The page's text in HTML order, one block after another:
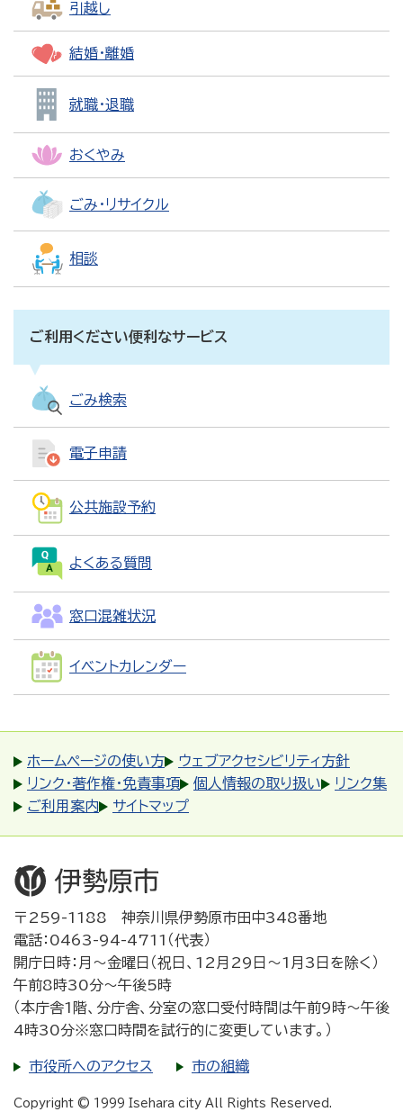
引越し
結婚・離婚
就職・退職
おくやみ
ごみ・リサイクル
相談
ご利用ください便利なサービス
ごみ検索
電子申請
公共施設予約
よくある質問
窓口混雑状況
イベントカレンダー
ホームページの使い方
ウェブアクセシビリティ方針
リンク・著作権・免責事項
個人情報の取り扱い
リンク集
ご利用案内
サイトマップ
〒259-1188 神奈川県伊勢原市田中348番地
電話：0463-94-4711（代表）
開庁日時：月～金曜日（祝日、12月29日～1月3日を除く）
午前8時30分～午後5時
（本庁舎1階、分庁舎、分室の窓口受付時間は午前9時～午後
4時30分※窓口時間を試行的に変更しています。）
市役所へのアクセス 市の組織
Copyright © 1999 Isehara city All Rights Reserved.